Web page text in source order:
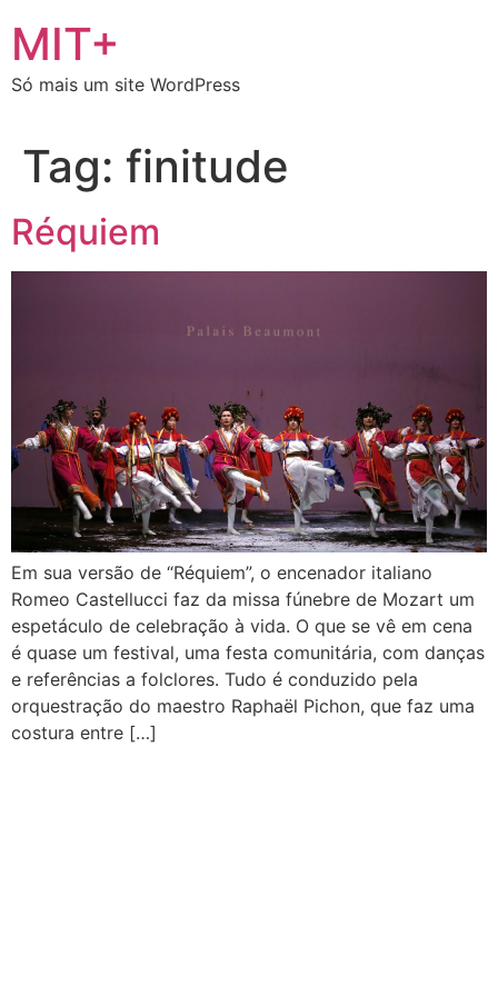
para
conteúdo
MIT+
Só mais um site WordPress
Tag: finitude
Réquiem
Em sua versão de “Réquiem”, o encenador italiano
Romeo Castellucci faz da missa fúnebre de Mozart um
espetáculo de celebração à vida. O que se vê em cena
é quase um festival, uma festa comunitária, com danças
e referências a folclores. Tudo é conduzido pela
orquestração do maestro Raphaël Pichon, que faz uma
costura entre […]